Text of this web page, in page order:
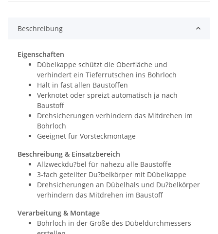
Beschreibung
Eigenschaften
Dübelkappe schützt die Oberfläche und
verhindert ein Tieferrutschen ins Bohrloch
Hält in fast allen Baustoffen
Verknotet oder spreizt automatisch ja nach
Baustoff
Drehsicherungen verhindern das Mitdrehen im
Bohrloch
Geeignet für Vorsteckmontage
Beschreibung & Einsatzbereich
Allzweckdu?bel für nahezu alle Baustoffe
3-fach geteilter Du?belkörper mit Dübelkappe
Drehsicherungen an Dübelhals und Du?belkörper
verhindern das Mitdrehen im Baustoff
Verarbeitung & Montage
Bohrloch in der Größe des Dübeldurchmessers